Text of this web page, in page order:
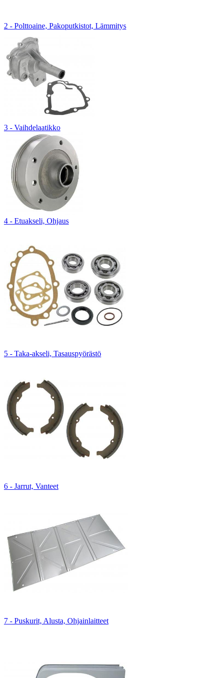
2 - Polttoaine, Pakoputkistot, Lämmitys
3 - Vaihdelaatikko
4 - Etuakseli, Ohjaus
5 - Taka-akseli, Tasauspyörästö
6 - Jarrut, Vanteet
7 - Puskurit, Alusta, Ohjainlaitteet